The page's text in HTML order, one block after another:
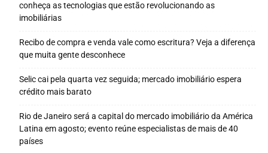
conheça as tecnologias que estão revolucionando as
imobiliárias
Recibo de compra e venda vale como escritura? Veja a diferença
que muita gente desconhece
Selic cai pela quarta vez seguida; mercado imobiliário espera
crédito mais barato
Rio de Janeiro será a capital do mercado imobiliário da América
Latina em agosto; evento reúne especialistas de mais de 40
países